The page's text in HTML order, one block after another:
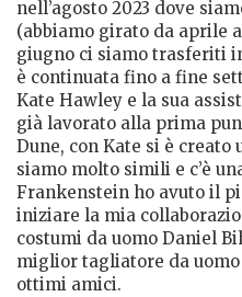
nell’agosto 2023 dove
(abbiamo girato da aprile
giugno ci siamo trasferiti
è continuata fino a fine
Kate Hawley e la sua
già lavorato alla prima
Dune, con Kate si è
siamo molto simili e c’è
Frankenstein ho avuto il
iniziare la mia
costumi da uomo Daniel
miglior tagliatore da
ottimi amici.